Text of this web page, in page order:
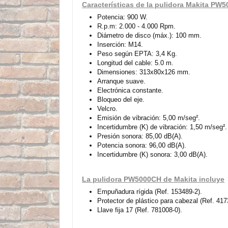
Características de la pulidora Makita
Potencia: 900 W.
R.p.m: 2.000 - 4.000 Rpm.
Diámetro de disco (máx.): 100 mm.
Inserción: M14.
Peso según EPTA: 3,4 Kg.
Longitud del cable: 5.0 m.
Dimensiones: 313x80x126 mm.
Arranque suave.
Electrónica constante.
Bloqueo del eje.
Velcro.
Emisión de vibración: 5,00 m/seg².
Incertidumbre (K) de vibración: 1,50 m/seg².
Presión sonora: 85,00 dB(A).
Potencia sonora: 96,00 dB(A).
Incertidumbre (K) sonora: 3,00 dB(A).
La pulidora PW5000CH de Makita incluye
Empuñadura rígida (Ref. 153489-2).
Protector de plástico para cabezal (Ref.
Llave fija 17 (Ref. 781008-0).